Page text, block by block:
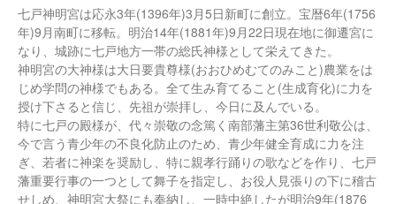
七戸神明宮は応永3年(1396年)3月5日新町に創立。宝暦6年(1756
年)9月南町に移転。明治14年(1881年)9月22日現在地に御遷宮に
なり、城跡に七戸地方一帯の総氏神様として栄えてきた。
神明宮の大神様は大日要貴尊様(おおひめむてのみこと)農業をは
じめ学問の神様でもある。全て生み育てること(生成育化)に力を
授け下さると信じ、先祖が崇拝し、今日に及んでいる。
特に七戸の殿様が、代々崇敬の念篤く南部藩主第36世利敬公は、
今で言う青少年の不良化防止のため、青少年健全育成に力を注
ぎ、若者に神楽を奨励し、特に親孝行踊りの歌などを作り、七戸
藩重要行事の一つとして舞子を指定し、お役人見張りの下に稽古
せしめ、神明宮大祭にも奉納し、一時中絶したが明治9年(1876